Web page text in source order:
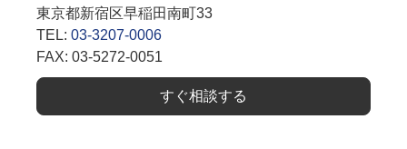
東京都新宿区早稲田南町33
TEL: 03-3207-0006
FAX: 03-5272-0051
すぐ相談する